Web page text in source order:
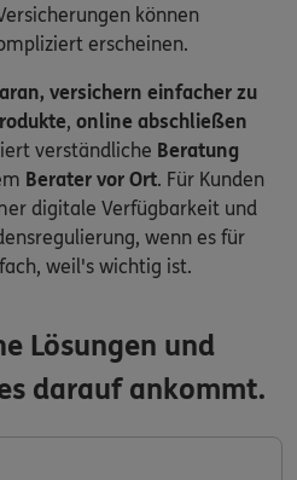
können
erscheinen.
versichern einfacher zu
, online abschließen
verständliche Beratung
Berater vor Ort. Für Kunden
digitale Verfügbarkeit und
wenn es für
weil's wichtig ist.
Lösungen und
darauf ankommt.